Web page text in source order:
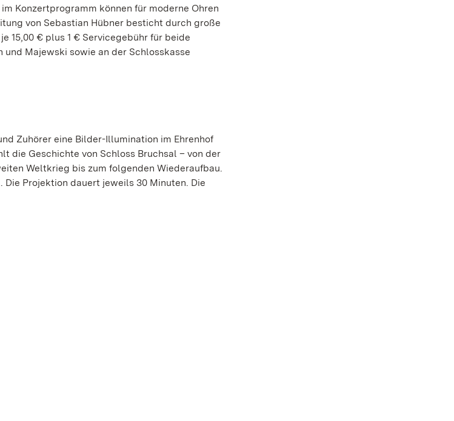
Konzertprogramm können für moderne Ohren
von Sebastian Hübner besticht durch große
15,00 € plus 1 € Servicegebühr für beide
Majewski sowie an der Schlosskasse
Zuhörer eine Bilder-Illumination im Ehrenhof
die Geschichte von Schloss Bruchsal – von der
Weltkrieg bis zum folgenden Wiederaufbau.
Projektion dauert jeweils 30 Minuten. Die